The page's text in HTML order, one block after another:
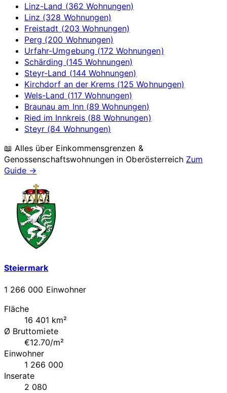
Linz-Land (362 Wohnungen)
Linz (328 Wohnungen)
Freistadt (203 Wohnungen)
Perg (200 Wohnungen)
Urfahr-Umgebung (172 Wohnungen)
Schärding (145 Wohnungen)
Steyr-Land (144 Wohnungen)
Kirchdorf an der Krems (125 Wohnungen)
Wels-Land (117 Wohnungen)
Braunau am Inn (89 Wohnungen)
Ried im Innkreis (88 Wohnungen)
Steyr (84 Wohnungen)
📖 Alles über Einkommensgrenzen &
Genossenschaftswohnungen in Oberösterreich Zum
Guide →
Steiermark
1 266 000 Einwohner
Fläche
16 401 km²
Ø Bruttomiete
€12.70/m²
Einwohner
1 266 000
Inserate
2 080